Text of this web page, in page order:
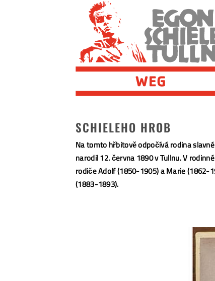
SCHIELEHO HROB
Na tomto hřbitově odpočívá rodina
narodil 12. června 1890 v Tullnu. V
rodiče Adolf (1850-1905) a Marie (1862-
(1883-1893).